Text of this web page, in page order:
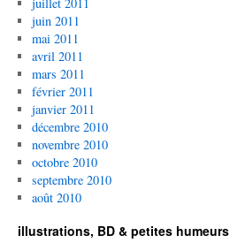
juin 2011
mai 2011
avril 2011
mars 2011
février 2011
janvier 2011
décembre 2010
novembre 2010
octobre 2010
septembre 2010
août 2010
illustrations, BD & petites humeurs